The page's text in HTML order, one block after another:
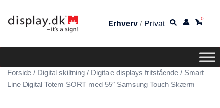
Erhverv / Privat
0
Forside / Digital skiltning / Digitale displays fritstående / Smart
Line Digital Totem SORT med 55″ Samsung Touch Skærm